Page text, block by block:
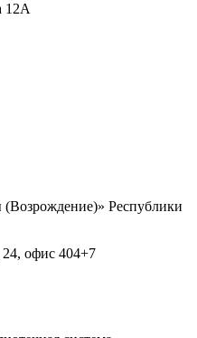
12А
Республики
офис 404+7